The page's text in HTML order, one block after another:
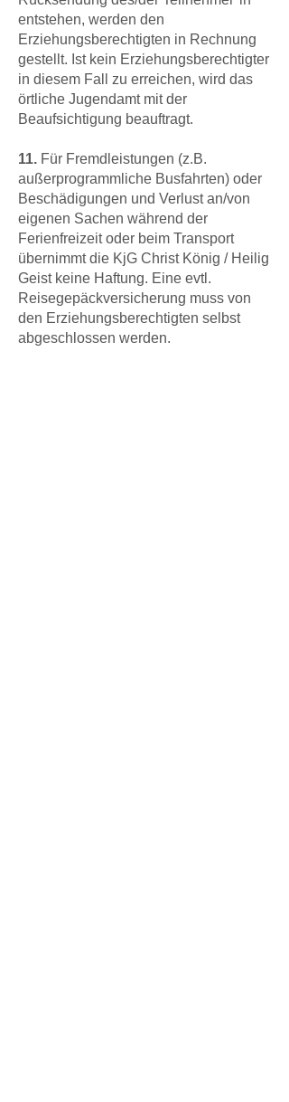
entstehen, werden den
Erziehungsberechtigten in Rechnung
gestellt. Ist kein Erziehungsberechtigter
in diesem Fall zu erreichen, wird das
örtliche Jugendamt mit der
Beaufsichtigung beauftragt.
11. Für Fremdleistungen (z.B.
außerprogrammliche Busfahrten) oder
Beschädigungen und Verlust an/von
eigenen Sachen während der
Ferienfreizeit oder beim Transport
übernimmt die KjG Christ König / Heilig
Geist keine Haftung. Eine evtl.
Reisegepäckversicherung muss von
den Erziehungsberechtigten selbst
abgeschlossen werden.